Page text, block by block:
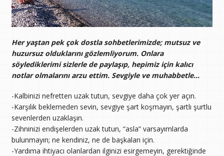
Her yaştan pek çok dostla sohbetlerimizde; mutsuz ve
huzursuz olduklarını gözlemliyorum. Onlara
söylediklerimi sizlerle de paylaşıp, hepimiz için kalıcı
notlar olmalarını arzu ettim. Sevgiyle ve muhabbetle…
-Kalbinizi nefretten uzak tutun, sevgiye daha çok yer açın.
-Karşılık beklemeden sevin, sevgiye şart koşmayın, şartlı şurtlu
sevenlerden uzaklaşın.
-Zihninizi endişelerden uzak tutun, “asla” varsayımlarda
bulunmayın; ne kendiniz, ne de başkaları için.
-Yardıma ihtiyacı olanlardan ilginizi esirgemeyin, gerektiğinde